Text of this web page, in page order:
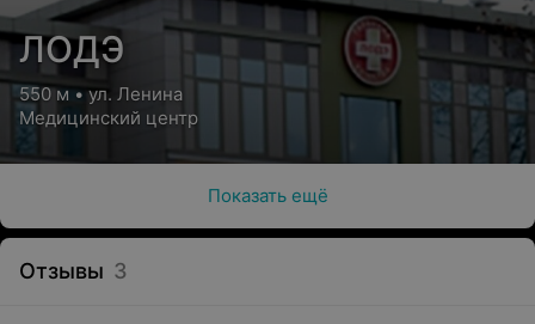
ЛОДЭ
550 м • ул. Ленина
Медицинский центр
Показать ещё
Отзывы 3